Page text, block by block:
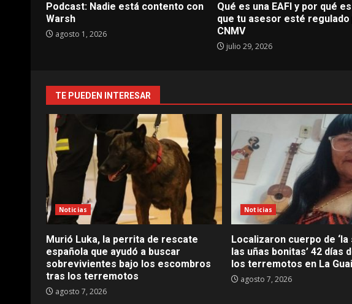
Podcast: Nadie está contento con
Warsh
agosto 1, 2026
Qué es una EAFI y por qué
que tu asesor esté regulado
CNMV
julio 29, 2026
TE PUEDEN INTERESAR
Noticias
Murió Luka, la perrita de rescate
española que ayudó a buscar
sobrevivientes bajo los escombros
tras los terremotos
agosto 7, 2026
Noticias
Localizaron cuerpo de ‘la
las uñas bonitas’ 42 días
los terremotos en La
agosto 7, 2026